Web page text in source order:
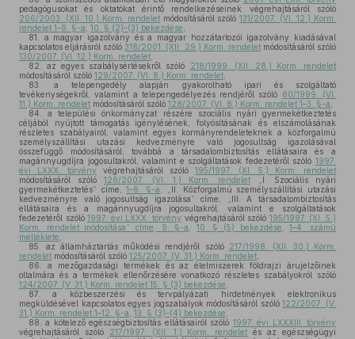
pedagógusokat és oktatókat érintő rendelkezéseinek végrehajtásáról szóló
206/2003. (XII. 10.) Korm. rendeletmódosításáról szóló131/2007. (VI. 12.) Korm.
rendelet 1–9. §-a 10. § (2)–(3) bekezdése
81.
a magyar igazolvány és a magyar hozzátartozói igazolvány kiadásával
kapcsolatos eljárásról szóló318/2001. (XII. 29.) Korm. rendeletmódosításáról szóló
130/2007. (VI. 12.) Korm. rendelet
82.
az egyes szabálysértésekről szóló
218/1999. (XII. 28.) Korm. rendelet
módosításáról szóló 129/2007. (VI. 8.) Korm. rendelet
83.
a telepengedély alapján gyakorolható ipari és szolgáltató
tevékenységekről, valamint a telepengedélyezés rendjéről szóló 80/1999. (VI.
11.) Korm. rendelet módosításáról szóló 128/2007. (VI. 8.) Korm. rendelet 1–3. §-a
84.
a települési önkormányzat részére szociális nyári gyermekétkeztetés
céljából nyújtott támogatás igénylésének, folyósításának és elszámolásának
részletes szabályairól, valamint egyes kormányrendeleteknek a közforgalmú
személyszállítási utazási kedvezményre való jogosultság igazolásával
összefüggő módosításáról, továbbá a társadalombiztosítás ellátásaira és a
magánnyugdíjra jogosultakról, valamint e szolgáltatások fedezetéről szóló 1997.
évi LXXX. törvény végrehajtásáról szóló 195/1997. (XI. 5.) Korm. rendelet
módosításáról szóló126/2007. (VI. 1.) Korm. rendelet „I. Szociális nyári
gyermekétkeztetés” címe,1–6. §-a , „II. Közforgalmú személyszállítási utazási
kedvezményre való jogosultság igazolása” címe, „III. A társadalombiztosítás
ellátásaira és a magánnyugdíjra jogosultakról, valamint e szolgáltatások
fedezetéről szóló1997. évi LXXX. törvény végrehajtásáról szóló 195/1997. (XI. 5.)
Korm. rendelet módosítása” címe, 9. §-a
10. § (5) bekezdése ,1–4. számú
melléklete
85.
az államháztartás működési rendjéről szóló 217/1998. (XII. 30.) Korm.
rendelet módosításáról szóló 125/2007. (V. 31.) Korm. rendelet
86.
a mezőgazdasági termékek és az élelmiszerek földrajzi árujelzőinek
oltalmára és a termékek ellenőrzésére vonatkozó részletes szabályokról szóló
124/2007. (V. 31.) Korm. rendelet 15. § (3) bekezdése
87.
a közbeszerzési és tervpályázati hirdetmények elektronikus
megküldésével kapcsolatos egyes jogszabályok módosításáról szóló122/2007. (V.
31.) Korm. rendelet 1–12. §-a 13. § (3)–(4) bekezdése
88.
a kötelező egészségbiztosítás ellátásairól szóló 1997. évi LXXXIII. törvény
végrehajtásáról szóló
217/1997. (XII. 1.) Korm. rendelet és az egészségügyi